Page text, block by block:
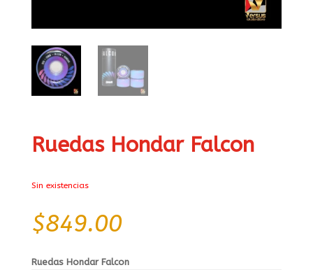
Ruedas Hondar Falcon
Sin existencias
$849.00
Ruedas Hondar Falcon